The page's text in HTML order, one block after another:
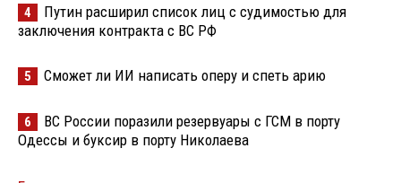
4
Путин расширил список лиц с судимостью для
заключения контракта с ВС РФ
5 Сможет ли ИИ написать оперу и спеть арию
6
ВС России поразили резервуары с ГСМ в порту
Одессы и буксир в порту Николаева